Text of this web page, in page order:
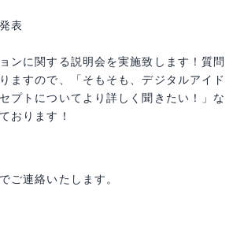
表
ンに関する説明会を実施致します！質問
ますので、「そもそも、デジタルアイド
プトについてより詳しく聞きたい！」な
おります！
ご連絡いたします。